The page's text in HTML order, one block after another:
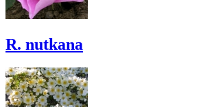
R. nutkana